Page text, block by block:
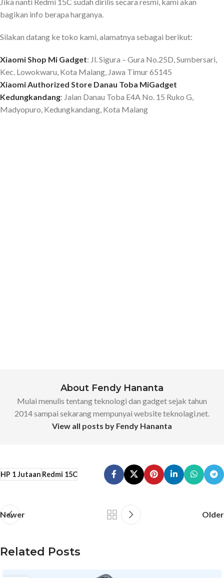
bagikan info berapa harganya.
Silakan datang ke toko kami, alamatnya sebagai berikut:
Xiaomi Shop Mi Gadget: Jl. Sigura – Gura No.25D, Sumbersari,
Kec. Lowokwaru, Kota Malang, Jawa Timur 65145
Xiaomi Authorized Store Danau Toba MiGadget
Kedungkandang: Jalan Danau Toba E4A No. 15 Ruko G,
Madyopuro, Kedungkandang, Kota Malang
About Fendy Hananta
Mulai menulis tentang teknologi dan gadget sejak tahun
2014 sampai sekarang mempunyai website teknolagi.net.
View all posts by Fendy Hananta
HP 1 JutaanRedmi 15C
Newer Older
Related Posts